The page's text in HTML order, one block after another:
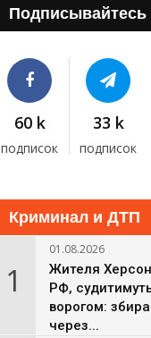
Подписывайтесь
60 k
подписок
33 k
подписок
Криминал и ДТП
1
01.08.2026
Жителя
РФ,
ворогом:
через...